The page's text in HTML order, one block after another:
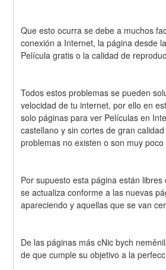
Que esto ocurra se debe a muchos
conexión a Internet, la página desde
Película gratis o la calidad de
Todos estos problemas se pueden
velocidad de tu internet, por ello en
solo páginas para ver Películas en
castellano y sin cortes de gran
problemas no existen o son muy poco
Por supuesto esta página están libres
se actualiza conforme a las nuevas
apareciendo y aquellas que se van
De las páginas más cNic bych
de que cumple su objetivo a la